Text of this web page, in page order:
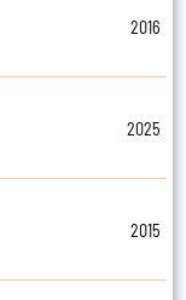
2016
2025
2015